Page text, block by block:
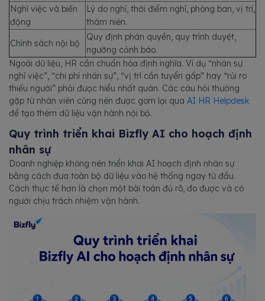
Nghỉ việc và biến
động
Lý do nghỉ, thời điểm nghỉ, phòng ban, vị trí,
thâm niên.
Chính sách nội bộ
Quy định phân quyền, quy trình duyệt,
ngưỡng cảnh báo.
Ngoài dữ liệu, HR cần chuẩn hóa định nghĩa. Ví dụ “nhân sự
nghỉ việc”, “chi phí nhân sự”, “vị trí cần tuyển gấp” hay “rủi ro
thiếu người” phải được hiểu nhất quán. Các câu hỏi thường
gặp từ nhân viên cũng nên được gom lại qua AI HR Helpdesk
để tạo thêm dữ liệu vận hành nội bộ.
Quy trình triển khai Bizfly AI cho hoạch định
nhân sự
Doanh nghiệp không nên triển khai AI hoạch định nhân sự
bằng cách đưa toàn bộ dữ liệu vào hệ thống ngay từ đầu.
Cách thực tế hơn là chọn một bài toán đủ rõ, đo được và có
người chịu trách nhiệm vận hành.